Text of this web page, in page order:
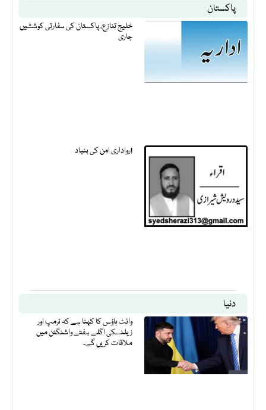
پاکستان
خلیج تنازع، پاکستان کی سفارتی کوششیں
جاری
رواداری امن کی بنیاد!
دنیا
وائٹ ہاؤس کا کہنا ہے کہ ٹرمپ اور
زیلنسکی اگلے ہفتے واشنگٹن میں
ملاقات کریں گے۔